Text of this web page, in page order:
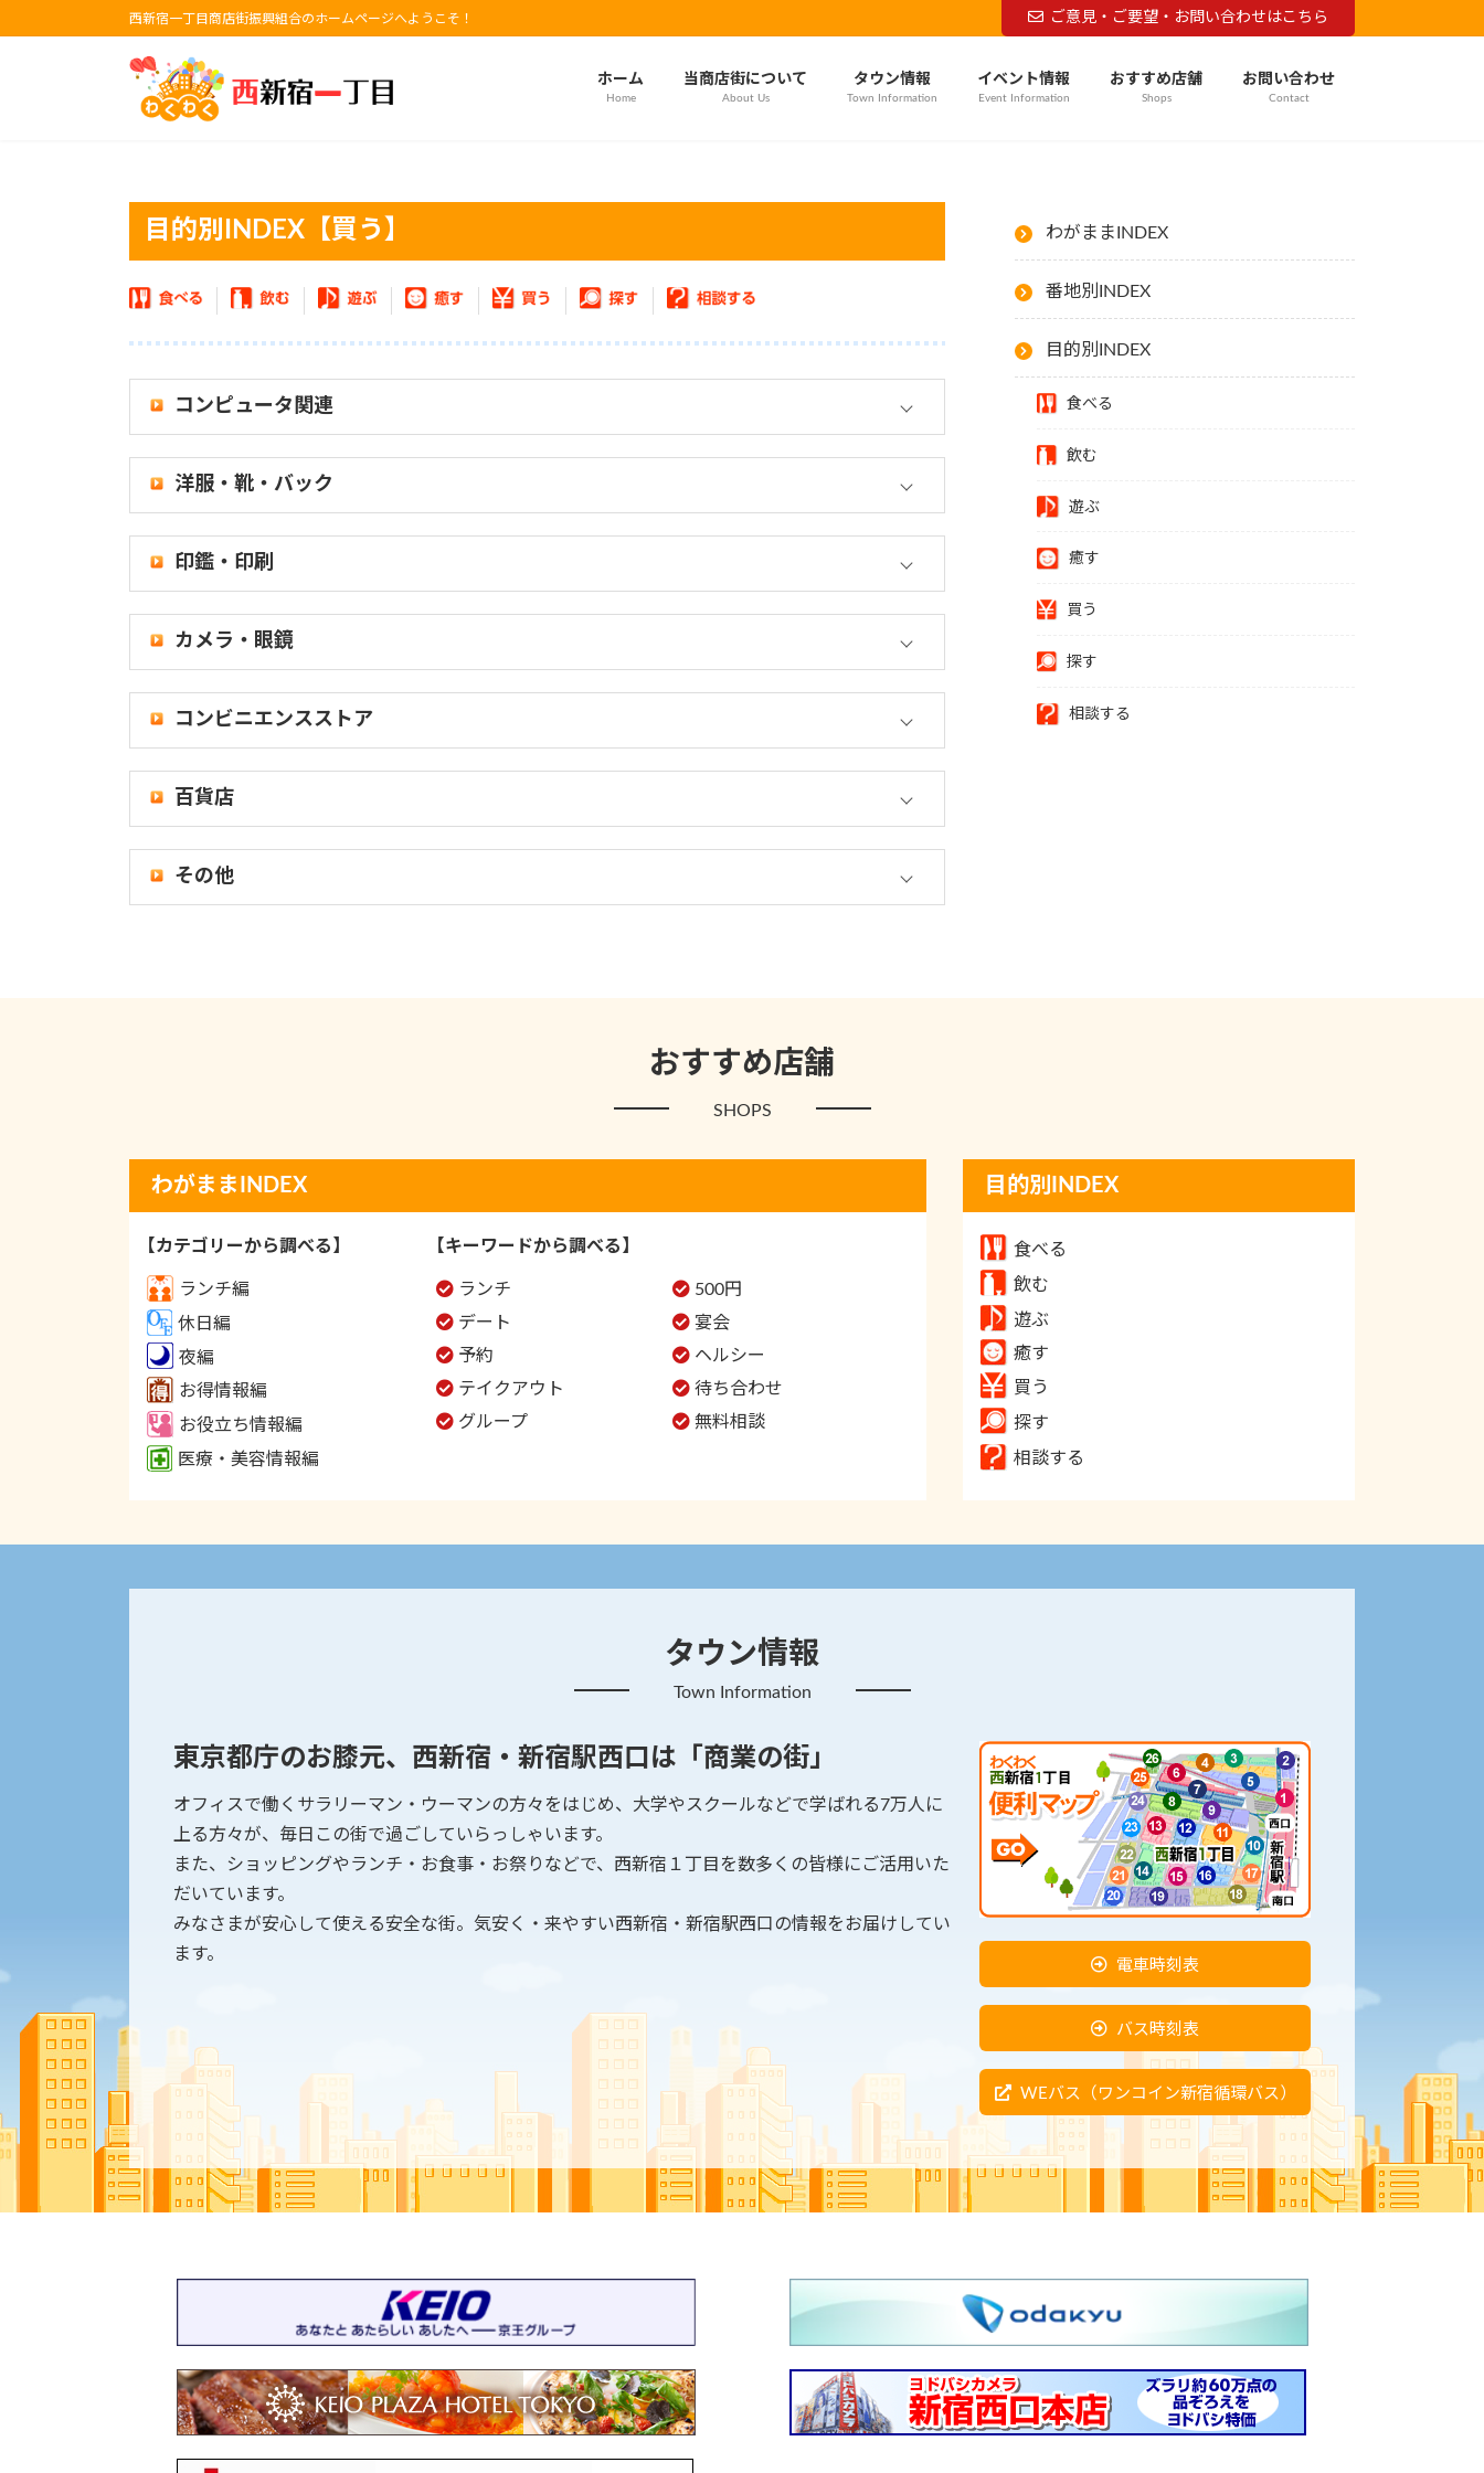
ン
ビ
西新宿一丁目商店街振興組合のホームページへようこそ！ ご意見・ご要望・お問い合わせはこちら
ホーム
Home
当商店街について
About Us
タウン情報
Town Information
イベント情報
Event Information
おすすめ店舗
Shops
お問い合わせ
Contact
目的別INDEX【買う】
コンピュータ関連
洋服・靴・バック
印鑑・印刷
カメラ・眼鏡
コンビニエンスストア
百貨店
その他
わがままINDEX
番地別INDEX
目的別INDEX
食べる
飲む
遊ぶ
癒す
買う
探す
相談する
おすすめ店舗
SHOPS
わがままINDEX
【カテゴリーから調べる】
ランチ編
休日編
夜編
お得情報編
お役立ち情報編
医療・美容情報編
【キーワードから調べる】
ランチ
500円
デート
宴会
予約
ヘルシー
テイクアウト
待ち合わせ
グループ
無料相談
目的別INDEX
食べる
飲む
遊ぶ
癒す
買う
探す
相談する
タウン情報
Town Information
東京都庁のお膝元、西新宿・新宿駅西口は「商業の街」
オフィスで働くサラリーマン・ウーマンの方々をはじめ、大学やスクールなどで学ばれる7万人に
上る方々が、毎日この街で過ごしていらっしゃいます。
また、ショッピングやランチ・お食事・お祭りなどで、西新宿１丁目を数多くの皆様にご活用いた
だいています。
みなさまが安心して使える安全な街。気安く・来やすい西新宿・新宿駅西口の情報をお届けしてい
ます。
電車時刻表
バス時刻表
WEバス（ワンコイン新宿循環バス）